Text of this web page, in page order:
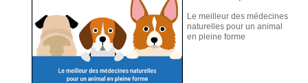
Le meilleur des médecines
naturelles pour un animal
en pleine forme